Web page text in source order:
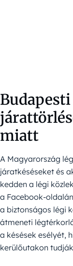
miatt
A Magyarország
járatkéséseket és
kedden a légi
a Facebook-
a biztonságos légi
átmeneti
a késések esélyét,
kerülőutakon